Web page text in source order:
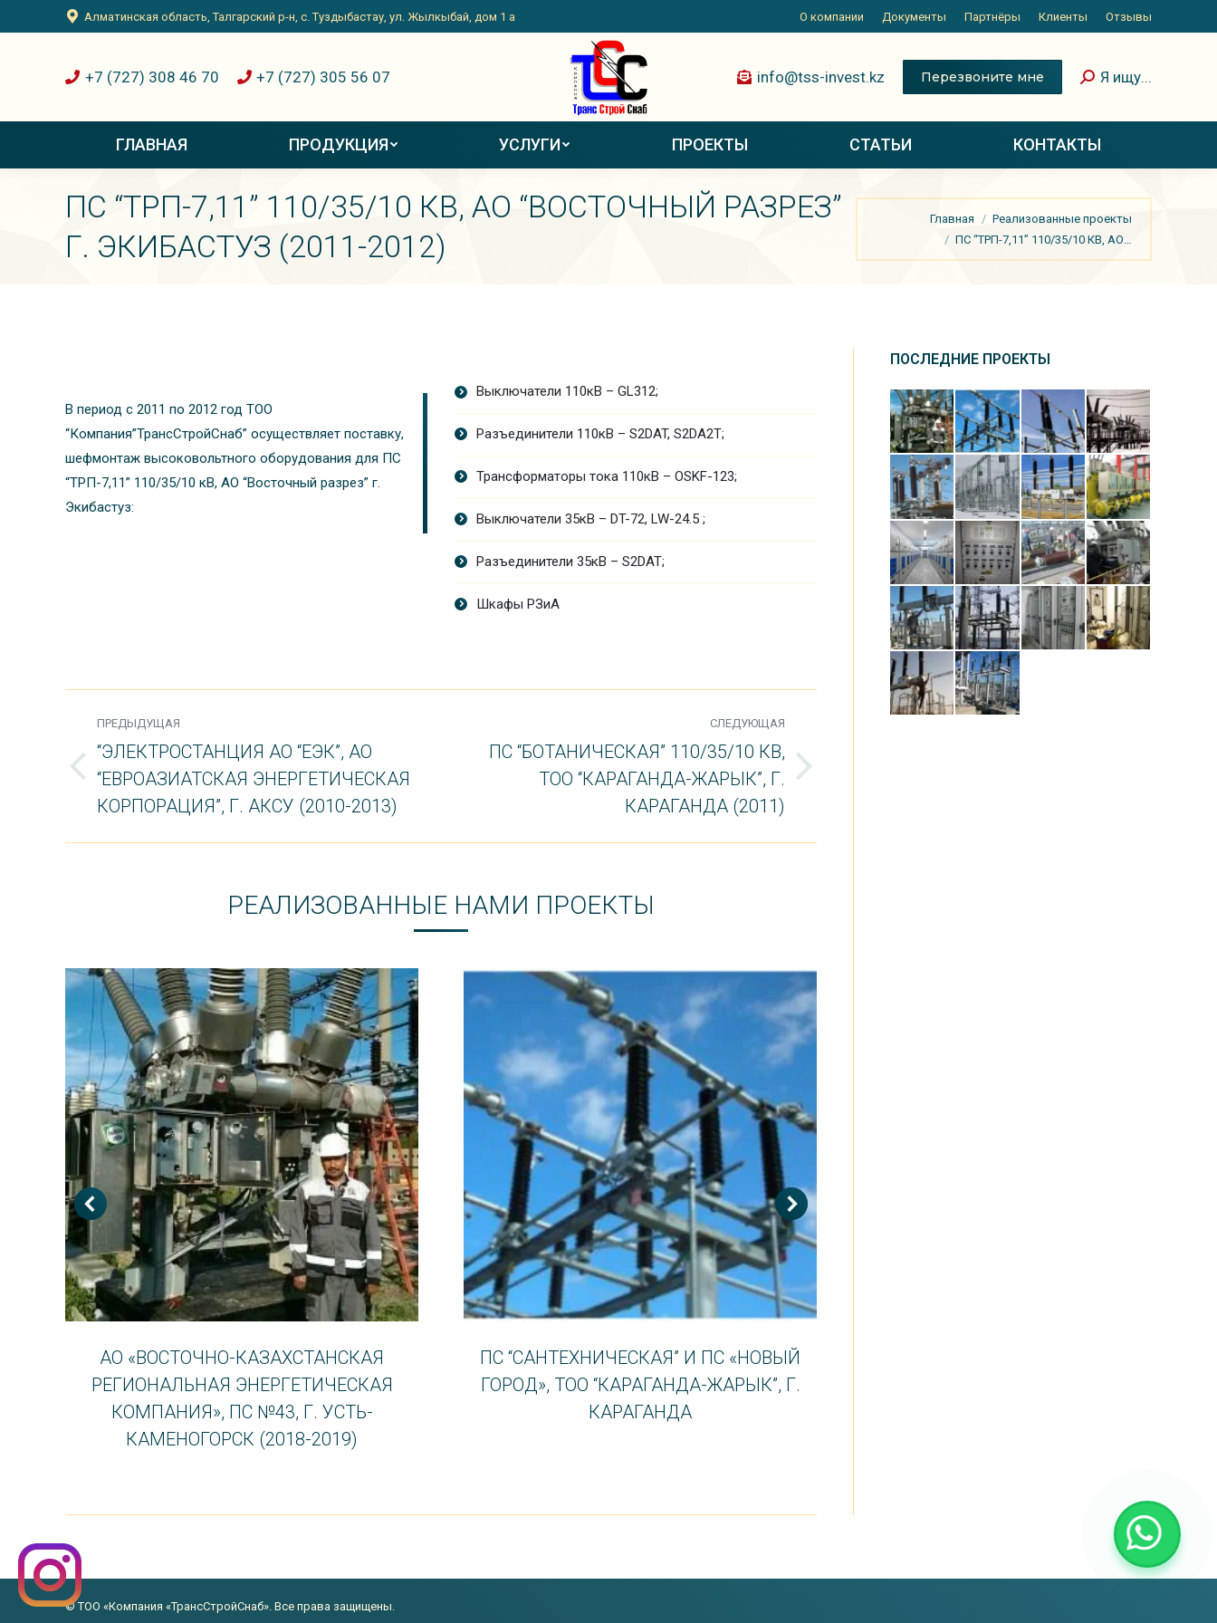
Алматинская область, Талгарский р-н, с. Туздыбастау, ул. Жылкыбай, дом 1 а О компании Документы Партнёры Клиенты Отзывы
+7 (727) 308 46 70 +7 (727) 305 56 07 info@tss-invest.kz Перезвоните мне Я ищу...
ГЛАВНАЯ ПРОДУКЦИЯ УСЛУГИ ПРОЕКТЫ СТАТЬИ КОНТАКТЫ
ПС “ТРП-7,11” 110/35/10 КВ, АО “ВОСТОЧНЫЙ РАЗРЕЗ”
Г. ЭКИБАСТУЗ (2011-2012)
Вы здесь:
Главная
Реализованные проекты
ПС “ТРП-7,11” 110/35/10 КВ, АО…
В период с 2011 по 2012 год ТОО
“Компания”ТрансСтройСнаб” осуществляет поставку,
шефмонтаж высоковольтного оборудования для ПС
“ТРП-7,11” 110/35/10 кВ, АО “Восточный разрез” г.
Экибастуз:
Выключатели 110кВ – GL312;
Разъединители 110кВ – S2DAT, S2DA2T;
Трансформаторы тока 110кВ – OSKF-123;
Выключатели 35кВ – DT-72, LW-24.5 ;
Разъединители 35кВ – S2DAT;
Шкафы РЗиА
NAVIGATION
ПРЕДЫДУЩАЯ
Previous
project:
“ЭЛЕКТРОСТАНЦИЯ АО “ЕЭК”, АО
“ЕВРОАЗИАТСКАЯ ЭНЕРГЕТИЧЕСКАЯ
КОРПОРАЦИЯ”, Г. АКСУ (2010-2013)
СЛЕДУЮЩАЯ
ПС “БОТАНИЧЕСКАЯ” 110/35/10 КВ,
ТОО “КАРАГАНДА-ЖАРЫК”, Г.
КАРАГАНДА (2011)
РЕАЛИЗОВАННЫЕ НАМИ ПРОЕКТЫ
АО «ВОСТОЧНО-КАЗАХСТАНСКАЯ
РЕГИОНАЛЬНАЯ ЭНЕРГЕТИЧЕСКАЯ
КОМПАНИЯ», ПС №43, Г. УСТЬ-
КАМЕНОГОРСК (2018-2019)
ПС “САНТЕХНИЧЕСКАЯ” И ПС «НОВЫЙ
ГОРОД», ТОО “КАРАГАНДА-ЖАРЫК”, Г.
КАРАГАНДА
ПОСЛЕДНИЕ ПРОЕКТЫ
© ТОО «Компания «ТрансСтройСнаб». Все права защищены.